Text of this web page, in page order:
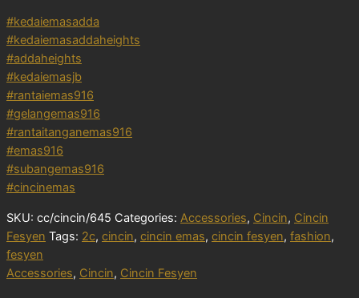
#kedaiemasadda
#kedaiemasaddaheights
#addaheights
#kedaiemasjb
#rantaiemas916
#gelangemas916
#rantaitanganemas916
#emas916
#subangemas916
#cincinemas
SKU: cc/cincin/645 Categories: Accessories, Cincin, Cincin
Fesyen Tags: 2c, cincin, cincin emas, cincin fesyen, fashion,
fesyen
Accessories, Cincin, Cincin Fesyen